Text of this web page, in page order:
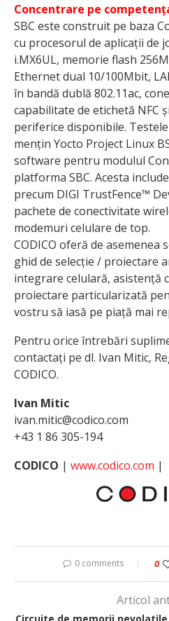
Concentrare pe
SBC este construit pe baza
cu procesorul de aplicații de
i.MX6UL, memorie flash
Ethernet dual 10/100Mbit,
în bandă dublă 802.11ac,
capabilitate de etichetă NFC
periferice disponibile.
mențin Yocto Project Linux
software pentru modulul
platforma SBC. Acesta
precum DIGI TrustFence™
pachete de conectivitate
modemuri celulare de top.
CODICO oferă de asemenea
ghid de selecție / proiectare
integrare celulară, asistență
proiectare particularizată
vostru să iasă pe piață mai
Pentru orice întrebări
contactați pe dl. Ivan Mitic,
CODICO.
Ivan Mitic
ivan.mitic@codico.com
+43 1 86 305-194
CODICO | www.codico.com |
0 comments 0
Articol